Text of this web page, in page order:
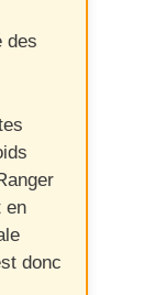
des
en
donc